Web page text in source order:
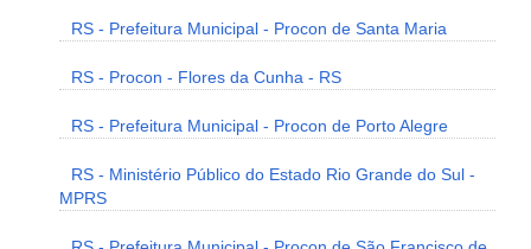
RS - Prefeitura Municipal - Procon de Santa Maria
RS - Procon - Flores da Cunha - RS
RS - Prefeitura Municipal - Procon de Porto Alegre
RS - Ministério Público do Estado Rio Grande do Sul -
MPRS